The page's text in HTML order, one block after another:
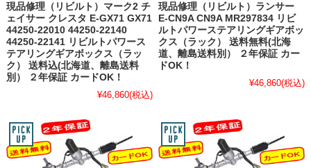
現品修理（リビルト）マーク2 チ
ェイサー クレスタ E-GX71 GX71
44250-22010 44250-22140
44250-22141 リビルトパワース
テアリングギアボックス（ラッ
ク） 送料込(北海道、離島送料
別） ２年保証 カードOK！
¥46,860(税込)
現品修理（リビルト）ランサー
E-CN9A CN9A MR297834 リビ
ルトパワーステアリングギアボッ
クス（ラック） 送料無料(北海
道、離島送料別） ２年保証 カー
ドOK！
¥46,860(税込)